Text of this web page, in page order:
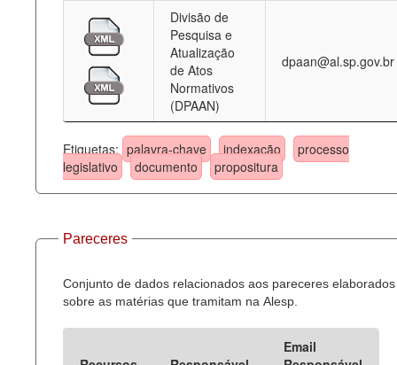
Divisão de
Pesquisa e
Atualização
de Atos
Normativos
(DPAAN)
dpaan@al.sp.gov.br
Etiquetas: palavra-chave indexação
processo
legislativo
documento propositura
Pareceres
Conjunto de dados relacionados aos pareceres elaborados
sobre as matérias que tramitam na Alesp.
Email